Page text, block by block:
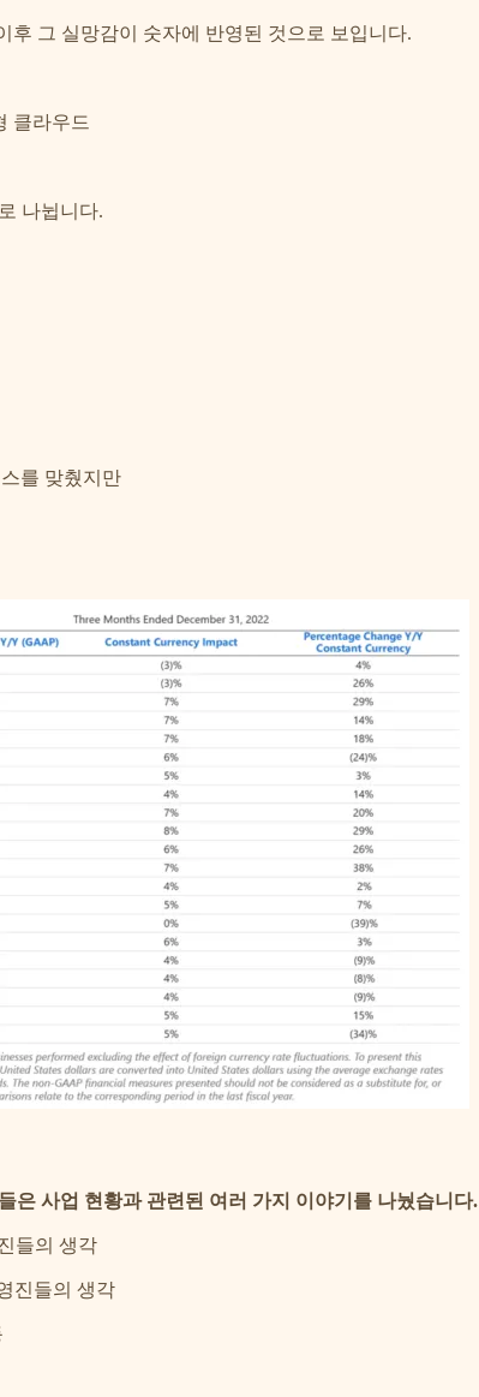
그 실망감이 숫자에 반영된 것으로 보입니다.
클라우드
나뉩니다.
스를 맞췄지만
은 사업 현황과 관련된 여러 가지 이야기를 나눴습니다.
들의 생각
진들의 생각